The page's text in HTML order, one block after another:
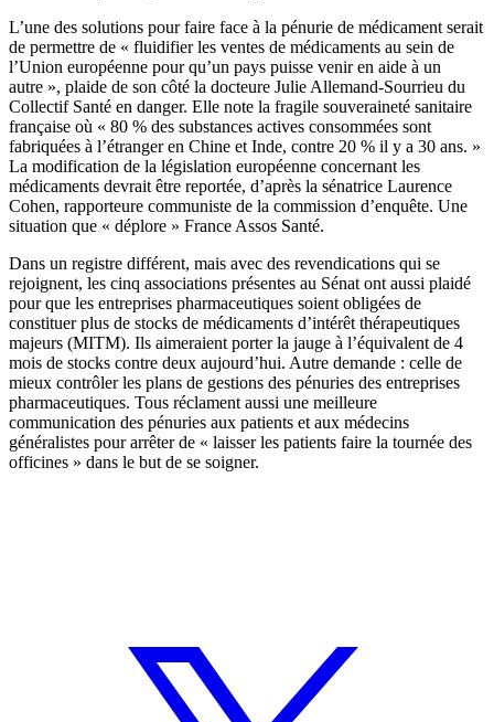
L’une des solutions pour faire face à la pénurie de médicament serait
de permettre de « fluidifier les ventes de médicaments au sein de
l’Union européenne pour qu’un pays puisse venir en aide à un
autre », plaide de son côté la docteure Julie Allemand-Sourrieu du
Collectif Santé en danger. Elle note la fragile souveraineté sanitaire
française où « 80 % des substances actives consommées sont
fabriquées à l’étranger en Chine et Inde, contre 20 % il y a 30 ans. »
La modification de la législation européenne concernant les
médicaments devrait être reportée, d’après la sénatrice Laurence
Cohen, rapporteure communiste de la commission d’enquête. Une
situation que « déplore » France Assos Santé.
Dans un registre différent, mais avec des revendications qui se
rejoignent, les cinq associations présentes au Sénat ont aussi plaidé
pour que les entreprises pharmaceutiques soient obligées de
constituer plus de stocks de médicaments d’intérêt thérapeutiques
majeurs (MITM). Ils aimeraient porter la jauge à l’équivalent de 4
mois de stocks contre deux aujourd’hui. Autre demande : celle de
mieux contrôler les plans de gestions des pénuries des entreprises
pharmaceutiques. Tous réclament aussi une meilleure
communication des pénuries aux patients et aux médecins
généralistes pour arrêter de « laisser les patients faire la tournée des
officines » dans le but de se soigner.